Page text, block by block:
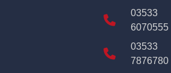
03533
6070555
03533
7876780